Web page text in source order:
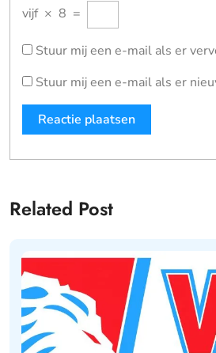
vijf × 8 =
Stuur mij een e-mail als er
Stuur mij een e-mail als er
Related Post